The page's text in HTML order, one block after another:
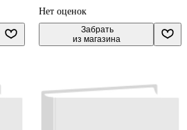
Нет оценок
Забрать
из магазина